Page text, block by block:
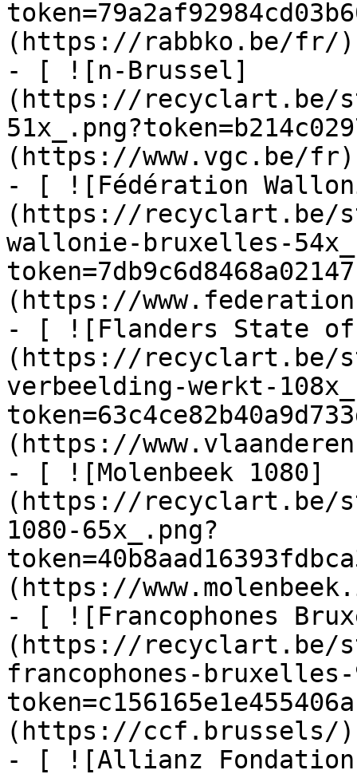
(https://rabbko.be/fr/)
- [ ![n-Brussel]
(https://recyclart.be/
(https://www.vgc.be/fr)
- [ ![Fédération
(https://recyclart.be/
wallonie-bruxelles-
(https://
- [ ![Flanders State
(https://recyclart.be/
verbeelding-werkt-
(https://
- [ ![Molenbeek 1080]
(https://recyclart.be/
1080-65x_.png?
(https://
- [ ![Francophones
(https://recyclart.be/
francophones-bruxelles-
(https://ccf.brussels/)
- [ ![Allianz